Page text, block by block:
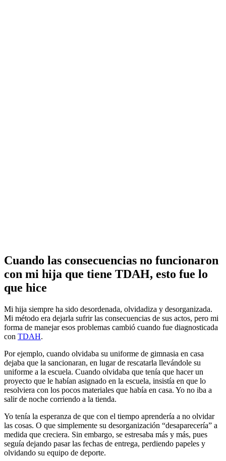
Cuando las consecuencias no funcionaron
con mi hija que tiene TDAH, esto fue lo
que hice
Mi hija siempre ha sido desordenada, olvidadiza y desorganizada.
Mi método era dejarla sufrir las consecuencias de sus actos, pero mi
forma de manejar esos problemas cambió cuando fue diagnosticada
con TDAH.
Por ejemplo, cuando olvidaba su uniforme de gimnasia en casa
dejaba que la sancionaran, en lugar de rescatarla llevándole su
uniforme a la escuela. Cuando olvidaba que tenía que hacer un
proyecto que le habían asignado en la escuela, insistía en que lo
resolviera con los pocos materiales que había en casa. Yo no iba a
salir de noche corriendo a la tienda.
Yo tenía la esperanza de que con el tiempo aprendería a no olvidar
las cosas. O que simplemente su desorganización “desaparecería” a
medida que creciera. Sin embargo, se estresaba más y más, pues
seguía dejando pasar las fechas de entrega, perdiendo papeles y
olvidando su equipo de deporte.